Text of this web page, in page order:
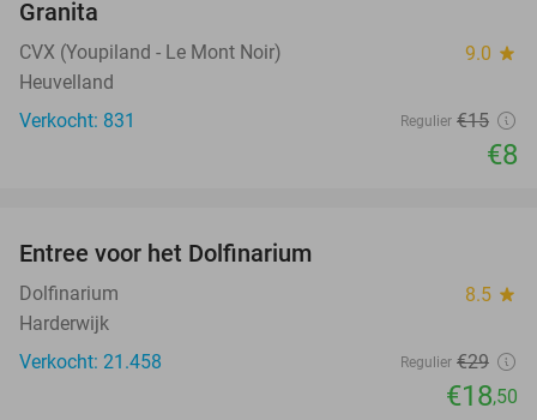
Granita
CVX (Youpiland - Le Mont Noir) 9.0 star
Heuvelland
Verkocht: 831
Regulier €15
€8
Entree voor het Dolfinarium
Dolfinarium 8.5 star
Harderwijk
Verkocht: 21.458
Regulier €29
€18,50